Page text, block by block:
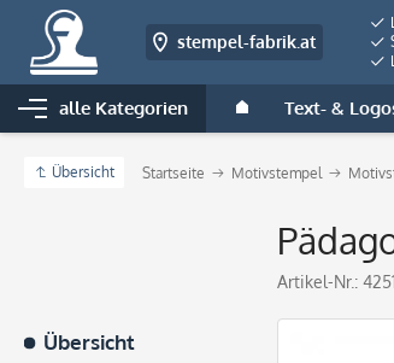
stempel-fabrik.at
alle Kategorien Text- &
Übersicht Startseite Motivstempel
Artikel-Nr.:
Übersicht